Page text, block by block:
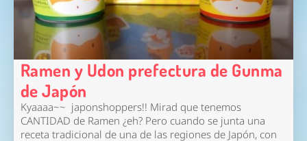
Ramen y Udon prefectura de Gunma
de Japón
Kyaaaa~~ japonshoppers!! Mirad que tenemos
CANTIDAD de Ramen ¿eh? Pero cuando se junta una
receta tradicional de una de las regiones de Japón, con